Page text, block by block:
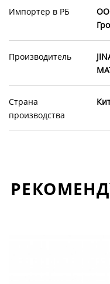
Импортер в РБ
Производитель
Страна
производства